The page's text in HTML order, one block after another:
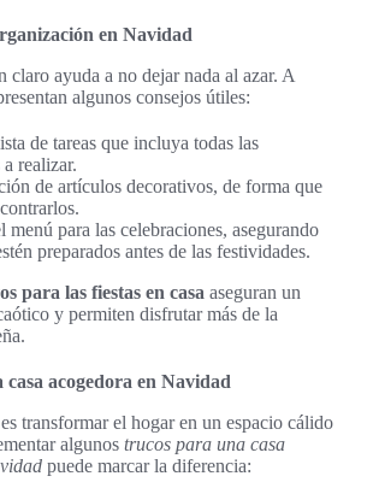
en Navidad
claro ayuda a no dejar nada al azar. A
algunos consejos útiles:
de tareas que incluya todas las
realizar.
de artículos decorativos, de forma que
menú para las celebraciones, asegurando
preparados antes de las festividades.
para las fiestas en casa aseguran un
y permiten disfrutar más de la
acogedora en Navidad
transformar el hogar en un espacio cálido
algunos trucos para una casa
puede marcar la diferencia: